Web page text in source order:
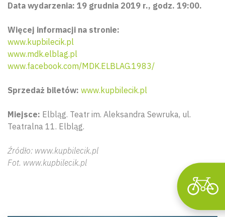
Data wydarzenia: 19 grudnia 2019 r., godz. 19:00.
Więcej informacji na stronie:
www.kupbilecik.pl
www.mdk.elblag.pl
www.facebook.com/MDK.ELBLAG.1983/
Sprzedaż biletów: www.kupbilecik.pl
Miejsce: Elbląg. Teatr im. Aleksandra Sewruka, ul.
Teatralna 11. Elbląg.
Źródło: www.kupbilecik.pl
Fot. www.kupbilecik.pl